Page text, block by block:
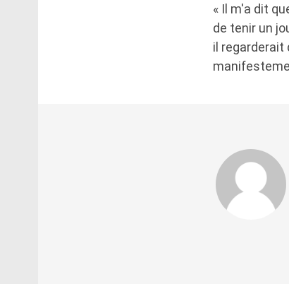
« Il m'a dit
de tenir un
il regarderait